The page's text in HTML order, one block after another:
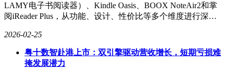
值得注意的是，硅谷亚裔技术骨干在专利发明领域表现突出，
但高管比例较低。去年斯坦福实验室流出的数据显示，硅谷亚
裔技术骨干中，每10项专利发明就有7项来自华裔团队，但高
也均非华裔。在这样的背景下，吴永辉选择离开工作17年的谷
歌，加入字节跳动，带领团队推动豆包等模型实现爆发式成
LAMY电子书阅读器）、Kindle Oasis、BOOX NoteAir2和掌
阅iReader Plus，从功能、设计、性价比等多个维度进行深…
2026-02-25
粤十数智赴港上市：双引擎驱动营收增长，短期亏损难
掩发展潜力